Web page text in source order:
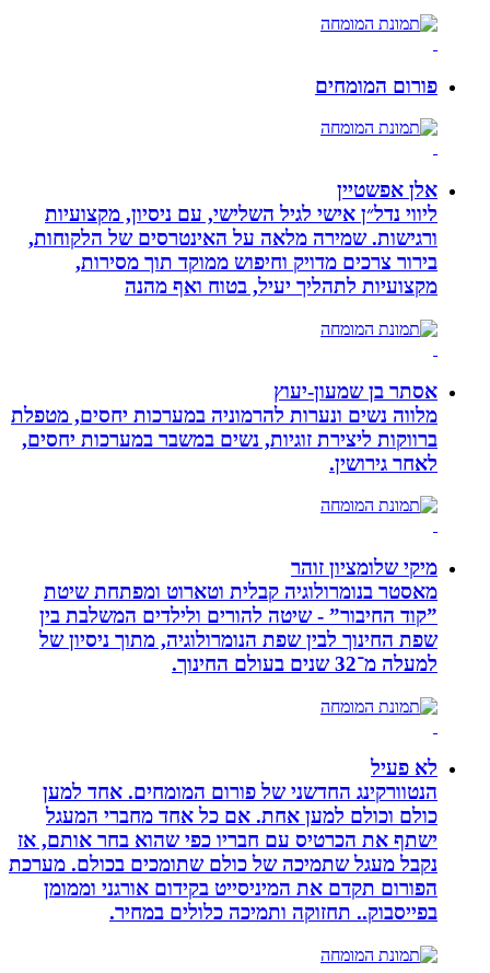
פורום המומחים
אלן אפשטיין
ליווי נדל״ן אישי לגיל השלישי, עם ניסיון, מקצועיות
ורגישות. שמירה מלאה על האינטרסים של הלקוחות,
בירור צרכים מדויק וחיפוש ממוקד תוך מסירות,
מקצועיות לתהליך יעיל, בטוח ואף מהנה
אסתר בן שמעון-יעוץ
מלווה נשים ונערות להרמוניה במערכות יחסים, מטפלת
ברווקות ליצירת זוגיות, נשים במשבר במערכות יחסים,
לאחר גירושין.
מיקי שלומציון זוהר
מאסטר בנומרולוגיה קבלית וטארוט ומפתחת שיטת
”קוד החיבור” - שיטה להורים ולילדים המשלבת בין
שפת החינוך לבין שפת הנומרולוגיה, מתוך ניסיון של
למעלה מ־32 שנים בעולם החינוך.
לא פעיל
הנטוורקינג החדשני של פורום המומחים. אחד למען
כולם וכולם למען אחת. אם כל אחד מחברי המעגל
ישתף את הכרטיס עם חבריו כפי שהוא בחר אותם, אז
נקבל מעגל שתמיכה של כולם שתומכים בכולם. מערכת
הפורום תקדם את המיניסייט בקידום אורגני וממומן
בפייסבוק.. תחזוקה ותמיכה כלולים במחיר.